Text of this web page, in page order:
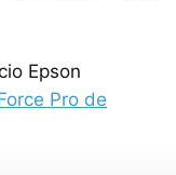
Epson
Pro de